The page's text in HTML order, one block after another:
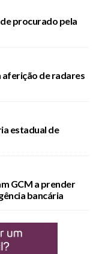
procurado pela
aferição de radares
estadual de
GCM a prender
bancária